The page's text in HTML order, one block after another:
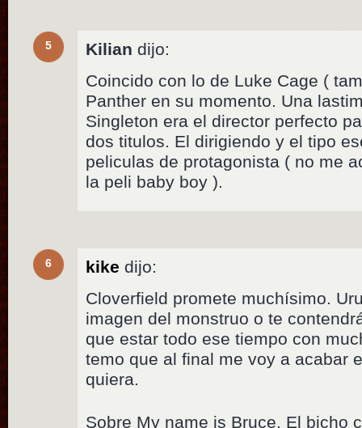
5 Kilian dijo:
Coincido con lo de Luke Cage (
Panther en su momento. Una
Singleton era el director perfecto
dos titulos. El dirigiendo y el tipo
peliculas de protagonista ( no me
la peli baby boy ).
6 kike dijo:
Cloverfield promete muchísimo.
imagen del monstruo o te
que estar todo ese tiempo con
temo que al final me voy a acabar
quiera.
Sobre My name is Bruce. El bicho